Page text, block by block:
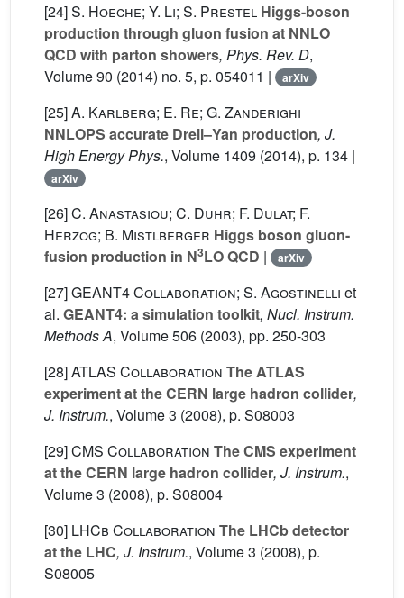
[24]S. Hoeche; Y. Li; S. Prestel Higgs-boson
production through gluon fusion at NNLO
QCD with parton showers, Phys. Rev. D,
Volume 90 (2014) no. 5, p. 054011 | arXiv
[25]A. Karlberg; E. Re; G. Zanderighi
NNLOPS accurate Drell–Yan production, J.
High Energy Phys., Volume 1409 (2014), p. 134 |
arXiv
[26]C. Anastasiou; C. Duhr; F. Dulat; F.
Herzog; B. Mistlberger Higgs boson gluon-
fusion production in N3LO QCD | arXiv
[27]GEANT4 Collaboration; S. Agostinelli et
al. GEANT4: a simulation toolkit, Nucl. Instrum.
Methods A, Volume 506 (2003), pp. 250-303
[28]ATLAS Collaboration The ATLAS
experiment at the CERN large hadron collider,
J. Instrum., Volume 3 (2008), p. S08003
[29]CMS Collaboration The CMS experiment
at the CERN large hadron collider, J. Instrum.,
Volume 3 (2008), p. S08004
[30] LHCb Collaboration The LHCb detector
at the LHC, J. Instrum., Volume 3 (2008), p.
S08005